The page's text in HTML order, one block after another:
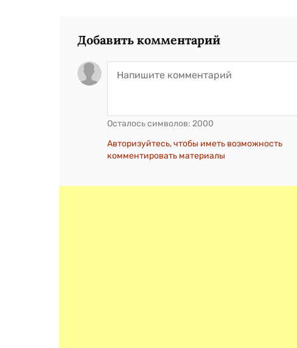
Добавить комментарий
Осталось символов: 2000
Авторизуйтесь, чтобы иметь возможность
комментировать материалы